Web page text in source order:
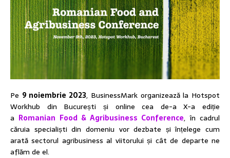
Pe 9 noiembrie 2023, BusinessMark organizează la Hotspot
Workhub din București și online cea de-a X-a ediție
a Romanian Food & Agribusiness Conference, în cadrul
căruia specialiști din domeniu vor dezbate și înțelege cum
arată sectorul agribusiness al viitorului și cât de departe ne
aflăm de el.